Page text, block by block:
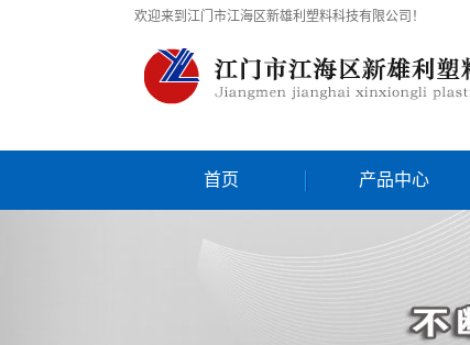
欢迎来到江门市江海区新雄利塑料科技有限公司！
首页 产品中心
太仓耐高温尼龙
太仓阻燃尼龙